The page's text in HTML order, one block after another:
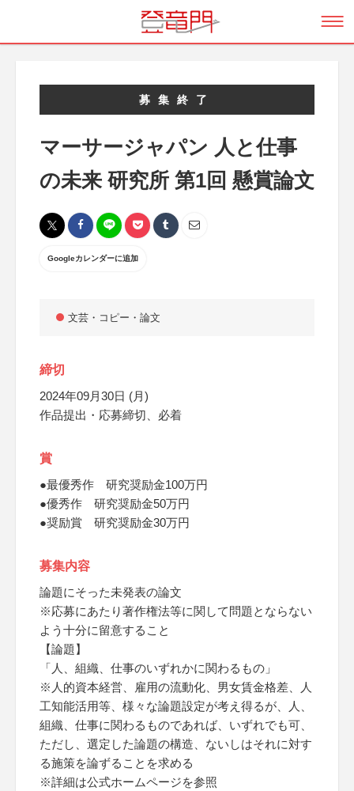
募集終了
マーサージャパン 人と仕事
の未来 研究所 第1回 懸賞論文
Googleカレンダーに追加
文芸・コピー・論文
締切
2024年09月30日 (月)
作品提出・応募締切、必着
賞
●最優秀作 研究奨励金100万円
●優秀作 研究奨励金50万円
●奨励賞 研究奨励金30万円
募集内容
論題にそった未発表の論文
※応募にあたり著作権法等に関して問題とならない
よう十分に留意すること
【論題】
「人、組織、仕事のいずれかに関わるもの」
※人的資本経営、雇用の流動化、男女賃金格差、人
工知能活用等、様々な論題設定が考え得るが、人、
組織、仕事に関わるものであれば、いずれでも可、
ただし、選定した論題の構造、ないしはそれに対す
る施策を論ずることを求める
※詳細は公式ホームページを参照